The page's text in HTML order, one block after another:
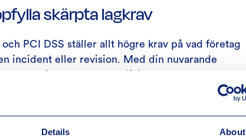
Details About
skärpta lagkrav
PCI DSS ställer allt högre krav på vad företag
incident eller revision. Med din nuvarande
är en sak. Att effektivt kunna få fram